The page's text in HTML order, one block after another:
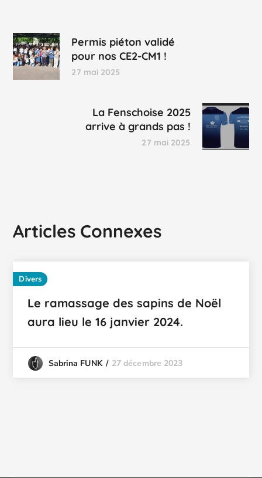
Permis piéton validé
pour nos CE2-CM1 !
27 mai 2025
La Fenschoise 2025
arrive à grands pas !
27 mai 2025
Articles Connexes
Divers
Le ramassage des sapins de Noël
aura lieu le 16 janvier 2024.
Sabrina FUNK 27 décembre 2023